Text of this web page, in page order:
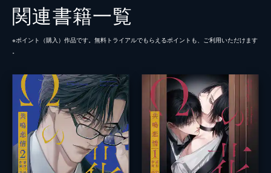
関連書籍一覧
※ポイント（購⼊）作品です。無料トライアルでもらえるポイントも、ご利⽤いただけます
。